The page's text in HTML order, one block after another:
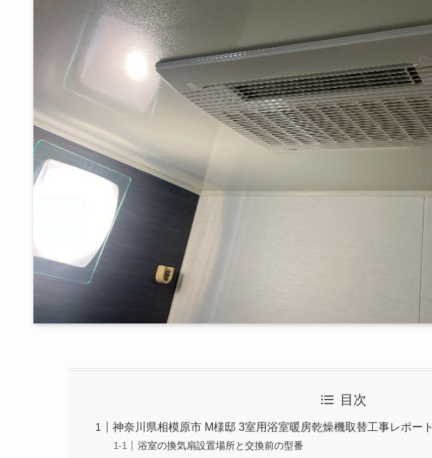
目次
神奈川県相模原市 M様邸 3室用浴室暖房乾燥機取替工事レポート
浴室の換気扇設置場所と交換前の型番